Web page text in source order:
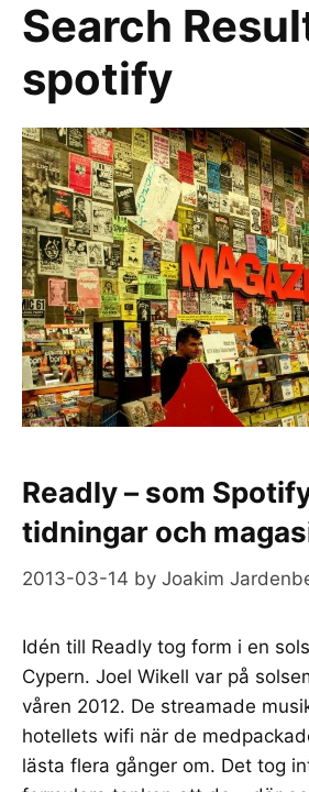
Search
spotify
Readly – som
tidningar och
2013-03-14 by Joakim
Idén till Readly tog form i en
Cypern. Joel Wikell var på
våren 2012. De streamade
hotellets wifi när de
lästa flera gånger om. Det tog